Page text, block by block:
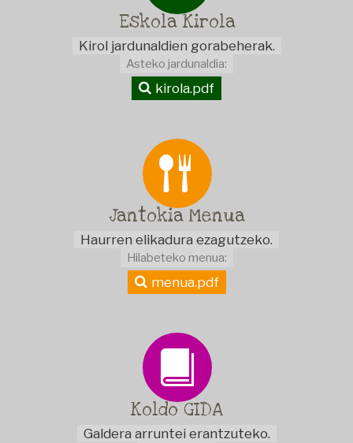
EskolaKirola
Kirol jardunaldien gorabeherak.
Asteko jardunaldia:
kirola.pdf
JantokiaMenua
Haurren elikadura ezagutzeko.
Hilabeteko menua:
menua.pdf
KoldoGIDA
Galdera arruntei erantzuteko.